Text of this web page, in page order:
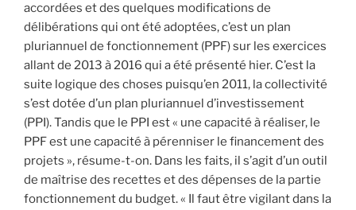
accordées et des quelques modifications de
délibérations qui ont été adoptées, c’est un plan
pluriannuel de fonctionnement (PPF) sur les exercices
allant de 2013 à 2016 qui a été présenté hier. C’est la
suite logique des choses puisqu’en 2011, la collectivité
s’est dotée d’un plan pluriannuel d’investissement
(PPI). Tandis que le PPI est « une capacité à réaliser, le
PPF est une capacité à pérenniser le financement des
projets », résume-t-on. Dans les faits, il s’agit d’un outil
de maîtrise des recettes et des dépenses de la partie
fonctionnement du budget. « Il faut être vigilant dans la